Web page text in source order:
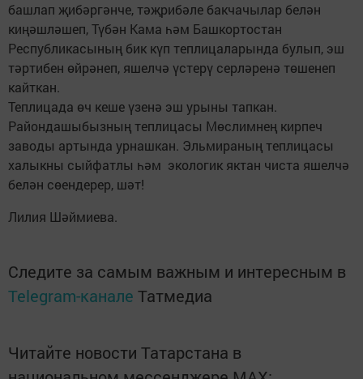
башлап җибәргәнче, тәҗрибәле бакчачылар белән
киңәшләшеп, Түбән Кама һәм Башкортостан
Республикасының бик күп теплицаларында булып, эш
тәртибен өйрәнеп, яшелчә үстерү серләренә төшенеп
кайткан.
Теплицада өч кеше үзенә эш урыны тапкан.
Райондашыбызның теплицасы Мөслимнең кирпеч
заводы артында урнашкан. Эльмираның теплицасы
халыкны сыйфатлы һәм экологик яктан чиста яшелчә
белән сөендерер, шәт!
Лилия Шәймиева.
Следите за самым важным и интересным в
Telegram-канале Татмедиа
Читайте новости Татарстана в